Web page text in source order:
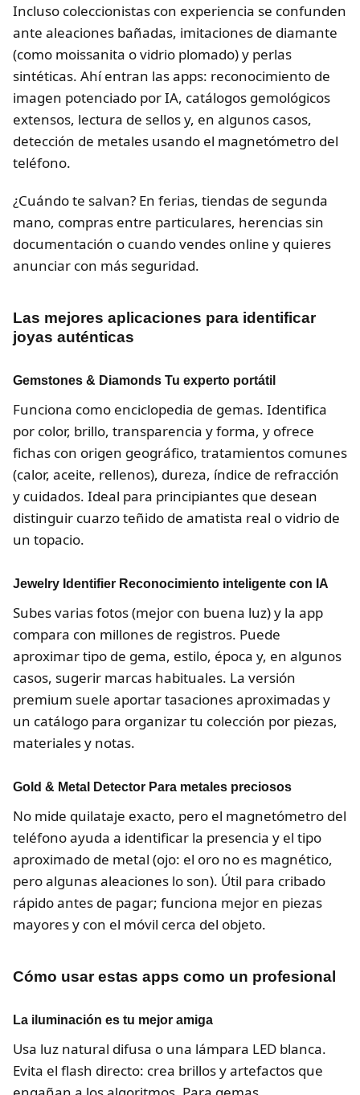
Incluso coleccionistas con experiencia se confunden
ante aleaciones bañadas, imitaciones de diamante
(como moissanita o vidrio plomado) y perlas
sintéticas. Ahí entran las apps: reconocimiento de
imagen potenciado por IA, catálogos gemológicos
extensos, lectura de sellos y, en algunos casos,
detección de metales usando el magnetómetro del
teléfono.
¿Cuándo te salvan? En ferias, tiendas de segunda
mano, compras entre particulares, herencias sin
documentación o cuando vendes online y quieres
anunciar con más seguridad.
Las mejores aplicaciones para identificar
joyas auténticas
Gemstones & Diamonds Tu experto portátil
Funciona como enciclopedia de gemas. Identifica
por color, brillo, transparencia y forma, y ofrece
fichas con origen geográfico, tratamientos comunes
(calor, aceite, rellenos), dureza, índice de refracción
y cuidados. Ideal para principiantes que desean
distinguir cuarzo teñido de amatista real o vidrio de
un topacio.
Jewelry Identifier Reconocimiento inteligente con IA
Subes varias fotos (mejor con buena luz) y la app
compara con millones de registros. Puede
aproximar tipo de gema, estilo, época y, en algunos
casos, sugerir marcas habituales. La versión
premium suele aportar tasaciones aproximadas y
un catálogo para organizar tu colección por piezas,
materiales y notas.
Gold & Metal Detector Para metales preciosos
No mide quilataje exacto, pero el magnetómetro del
teléfono ayuda a identificar la presencia y el tipo
aproximado de metal (ojo: el oro no es magnético,
pero algunas aleaciones lo son). Útil para cribado
rápido antes de pagar; funciona mejor en piezas
mayores y con el móvil cerca del objeto.
Cómo usar estas apps como un profesional
La iluminación es tu mejor amiga
Usa luz natural difusa o una lámpara LED blanca.
Evita el flash directo: crea brillos y artefactos que